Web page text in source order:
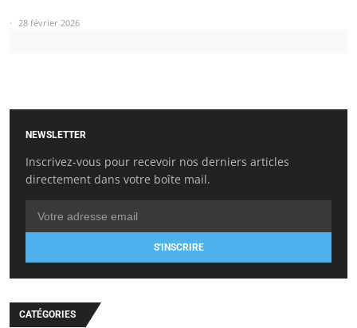
28 février 2026
NEWSLETTER
Inscrivez-vous pour recevoir nos derniers articles
directement dans votre boîte mail.
S'INSCRIRE
CATÉGORIES